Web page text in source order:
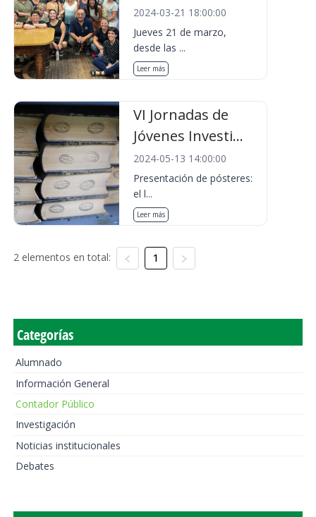
2024-03-21 18:00:00
Jueves 21 de marzo,
desde las ...
Leer más
VI Jornadas de
Jóvenes Investi...
2024-05-13 14:00:00
Presentación de pósteres:
el l...
Leer más
2 elementos en total: 1
Categorías
Alumnado
Información General
Contador Público
Investigación
Noticias institucionales
Debates